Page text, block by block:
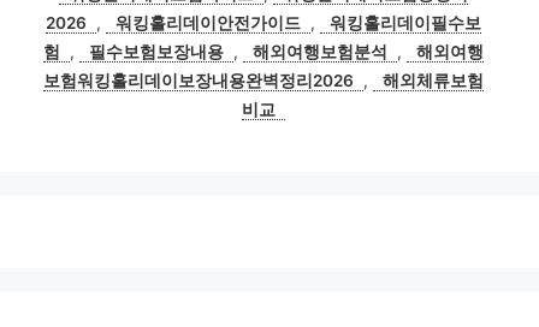
2026
, 워킹홀리데이안전가이드 ,
워킹홀리데이필수보
험
, 필수보험보장내용 , 해외여행보험분석 ,
해외여행
보험워킹홀리데이보장내용완벽정리2026
,
해외체류보험
비교